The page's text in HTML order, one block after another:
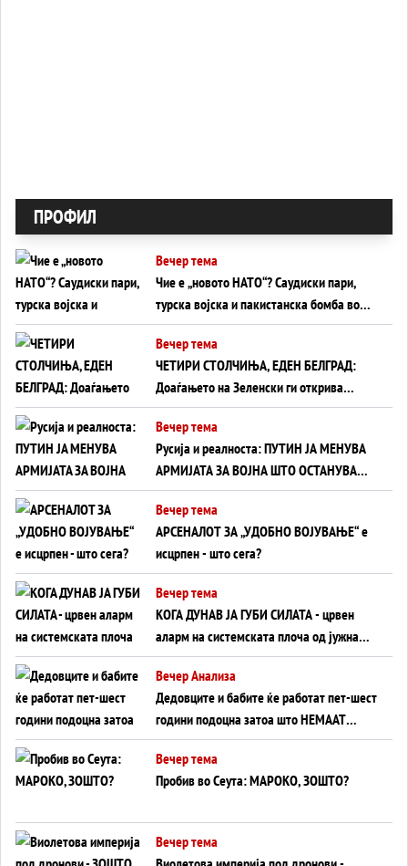
ПРОФИЛ
Вечер тема
Чие е „новото НАТО“? Саудиски пари,
турска војска и пакистанска бомба во
служба на Америка - или ќе стане
сувишна?
Вечер тема
ЧЕТИРИ СТОЛЧИЊА, ЕДЕН БЕЛГРАД:
Доаѓањето на Зеленски ги открива
тајните на политиката на балансирање
на Вучиќ
Вечер тема
Русија и реалноста: ПУТИН ЈА МЕНУВА
АРМИЈАТА ЗА ВОЈНА ШТО ОСТАНУВА
БЕЗ ФРОНТ
Вечер тема
АРСЕНАЛОТ ЗА „УДОБНО ВОЈУВАЊЕ“ е
исцрпен - што сега?
Вечер тема
КОГА ДУНАВ ЈА ГУБИ СИЛАТА - црвен
аларм на системската плоча од јужна
Германија до Црното Море...
Вечер Анализа
Дедовците и бабите ќе работат пет-шест
години подоцна затоа што НЕМААТ
ВНУЦИ ДА ГИ ЗАМЕНАТ
Вечер тема
Пробив во Сеута: МАРОКО, ЗОШТО?
Вечер тема